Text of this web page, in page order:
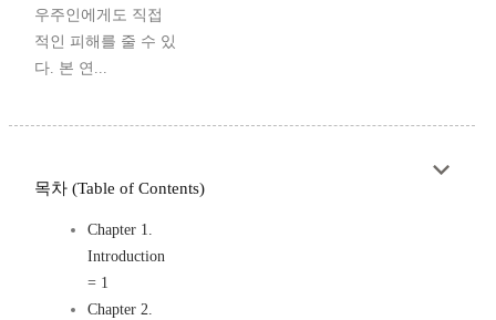
우주인에게도 직접
적인 피해를 줄 수 있
다. 본 연...
목차 (Table of Contents)
Chapter 1.
Introduction
= 1
Chapter 2.